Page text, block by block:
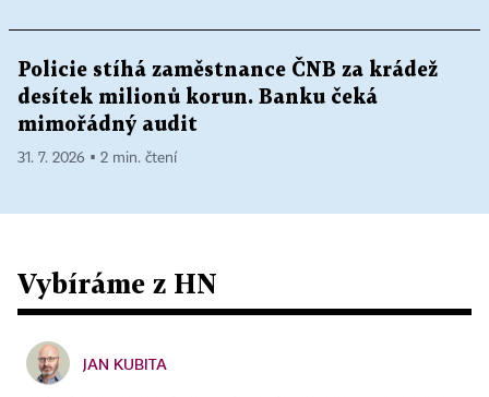
Policie stíhá zaměstnance ČNB za krádež
desítek milionů korun. Banku čeká
mimořádný audit
31. 7. 2026 ▪ 2 min. čtení
Vybíráme z HN
JAN KUBITA